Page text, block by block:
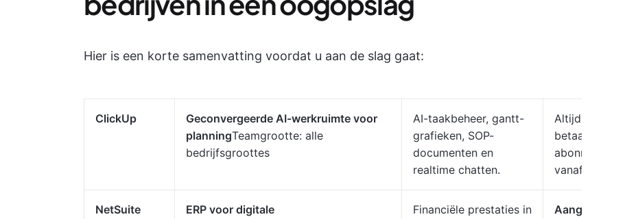
Hier is een korte samenvatting voordat u aan de slag gaat:
ClickUp
Geconvergeerde AI-werkruimte voor
planningTeamgrootte: alle
bedrijfsgroottes
AI-taakbeheer, gantt-
grafieken, SOP-
documenten en
realtime chatten.
Altijd gratis;
betaalde
abonnementen
vanaf
NetSuite
ERP voor digitale
Financiële prestaties in
Aangepaste